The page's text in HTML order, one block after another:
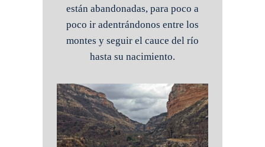
están abandonadas, para poco a
poco ir adentrándonos entre los
montes y seguir el cauce del río
hasta su nacimiento.